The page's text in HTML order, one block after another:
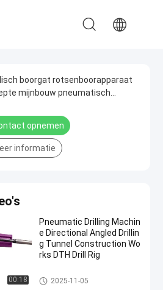
boorgat rotsenboorapparaat
mijnbouw pneumatisch
opnemen
informatie
00:18
Pneumatic Drilling Machin
e Directional Angled Drillin
g Tunnel Construction Wo
rks DTH Drill Rig
Emmer booreiland
2025-11-05